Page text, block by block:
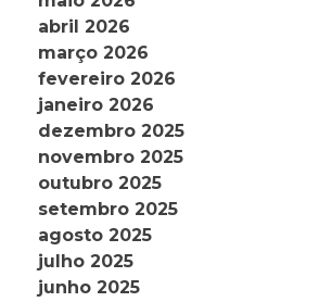
abril 2026
março 2026
fevereiro 2026
janeiro 2026
dezembro 2025
novembro 2025
outubro 2025
setembro 2025
agosto 2025
julho 2025
junho 2025